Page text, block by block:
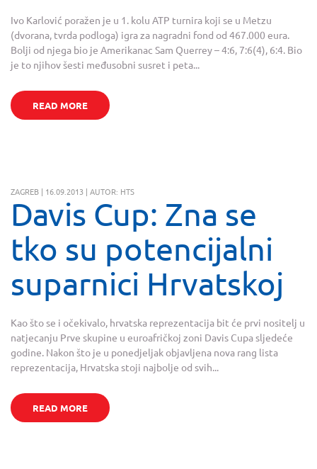
Ivo Karlović poražen je u 1. kolu ATP turnira koji se u Metzu
(dvorana, tvrda podloga) igra za nagradni fond od 467.000 eura.
Bolji od njega bio je Amerikanac Sam Querrey – 4:6, 7:6(4), 6:4. Bio
je to njihov šesti međusobni susret i peta...
READ MORE
ZAGREB | 16.09.2013 | AUTOR: HTS
Davis Cup: Zna se
tko su potencijalni
suparnici Hrvatskoj
Kao što se i očekivalo, hrvatska reprezentacija bit će prvi nositelj u
natjecanju Prve skupine u euroafričkoj zoni Davis Cupa sljedeće
godine. Nakon što je u ponedjeljak objavljena nova rang lista
reprezentacija, Hrvatska stoji najbolje od svih...
READ MORE